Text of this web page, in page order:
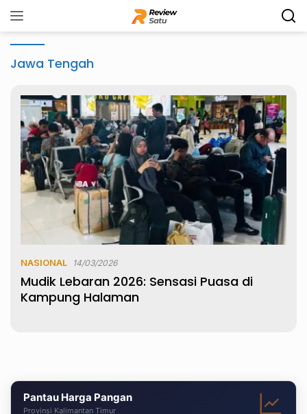
ke
Jawa Tengah
NASIONAL 14/03/2026
Mudik Lebaran 2026: Sensasi Puasa di
Kampung Halaman
Pantau Harga Pangan
Provinsi Kalimantan Timur